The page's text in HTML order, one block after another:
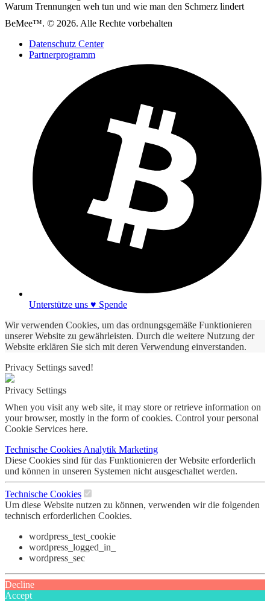
Warum Trennungen weh tun und wie man den Schmerz lindert
BeMee™. © 2026. Alle Rechte vorbehalten
Datenschutz Center
Partnerprogramm
Unterstütze uns ♥ Spende
Wir verwenden Cookies, um das ordnungsgemäße Funktionieren
unserer Website zu gewährleisten. Durch die weitere Nutzung der
Website erklären Sie sich mit deren Verwendung einverstanden.
Privacy Settings saved!
Privacy Settings
When you visit any web site, it may store or retrieve information on
your browser, mostly in the form of cookies. Control your personal
Cookie Services here.
Technische Cookies Analytik Marketing
Diese Cookies sind für das Funktionieren der Website erforderlich
und können in unseren Systemen nicht ausgeschaltet werden.
Technische Cookies
Um diese Website nutzen zu können, verwenden wir die folgenden
technisch erforderlichen Cookies.
wordpress_test_cookie
wordpress_logged_in_
wordpress_sec
Decline
Accept